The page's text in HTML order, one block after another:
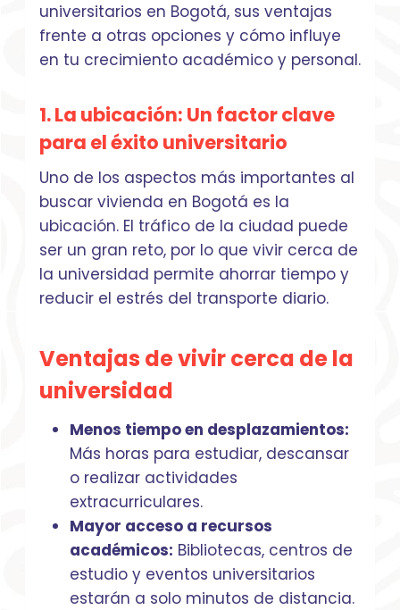
universitarios en Bogotá, sus ventajas
frente a otras opciones y cómo influye
en tu crecimiento académico y personal.
1. La ubicación: Un factor clave
para el éxito universitario
Uno de los aspectos más importantes al
buscar vivienda en Bogotá es la
ubicación. El tráfico de la ciudad puede
ser un gran reto, por lo que vivir cerca de
la universidad permite ahorrar tiempo y
reducir el estrés del transporte diario.
Ventajas de vivir cerca de la
universidad
Menos tiempo en desplazamientos:
Más horas para estudiar, descansar
o realizar actividades
extracurriculares.
Mayor acceso a recursos
académicos: Bibliotecas, centros de
estudio y eventos universitarios
estarán a solo minutos de distancia.